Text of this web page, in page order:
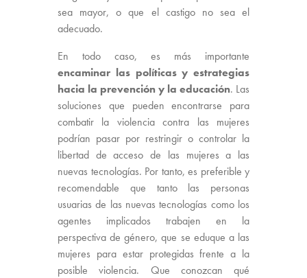
sea mayor, o que el castigo no sea el
adecuado.
En todo caso, es más importante
encaminar las políticas y estrategias
hacia la prevención y la educación. Las
soluciones que pueden encontrarse para
combatir la violencia contra las mujeres
podrían pasar por restringir o controlar la
libertad de acceso de las mujeres a las
nuevas tecnologías. Por tanto, es preferible y
recomendable que tanto las personas
usuarias de las nuevas tecnologías como los
agentes implicados trabajen en la
perspectiva de género, que se eduque a las
mujeres para estar protegidas frente a la
posible violencia. Que conozcan qué